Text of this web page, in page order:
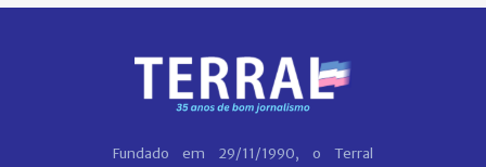
Fundado em 29/11/1990, o Terral